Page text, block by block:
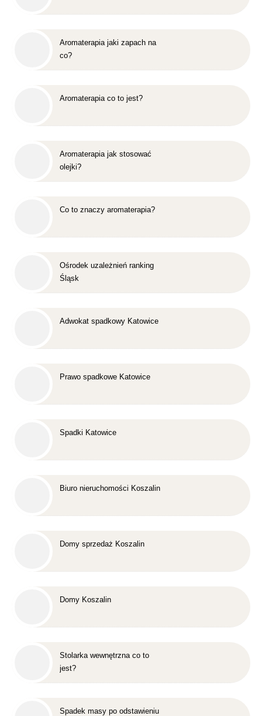
Aromaterapia jaki zapach na
co?
Aromaterapia co to jest?
Aromaterapia jak stosować
olejki?
Co to znaczy aromaterapia?
Ośrodek uzależnień ranking
Śląsk
Adwokat spadkowy Katowice
Prawo spadkowe Katowice
Spadki Katowice
Biuro nieruchomości Koszalin
Domy sprzedaż Koszalin
Domy Koszalin
Stolarka wewnętrzna co to
jest?
Spadek masy po odstawieniu